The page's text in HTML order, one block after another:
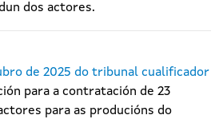
dos actores.
de 2025 do tribunal cualificador
para a contratación de 23
para as producións do